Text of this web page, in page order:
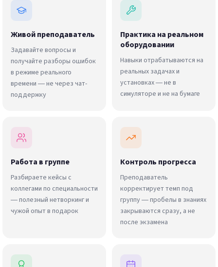
Живой преподаватель
Задавайте вопросы и
получайте разборы ошибок
в режиме реального
времени — не через чат-
поддержку
Практика на реальном
оборудовании
Навыки отрабатываются на
реальных задачах и
установках — не в
симуляторе и не на бумаге
Работа в группе
Разбираете кейсы с
коллегами по специальности
— полезный нетворкинг и
чужой опыт в подарок
Контроль прогресса
Преподаватель
корректирует темп под
группу — пробелы в знаниях
закрываются сразу, а не
после экзамена